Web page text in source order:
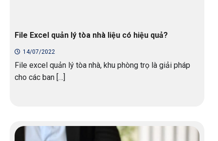
File Excel quản lý tòa nhà liệu có hiệu quả?
14/07/2022
File excel quản lý tòa nhà, khu phòng trọ là giải pháp
cho các ban […]